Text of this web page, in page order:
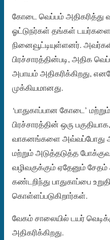
கோடை வெப்பம் அதிகரித்து
ஓட்டுநர்கள் தங்கள் டயர்களை
நினைவூட்டியுள்ளனர்.
பிரச்சாரத்தின்படி, அதிக
அபாயம் அதிகரிக்கிறது,
முக்கியமானது.
‘பாதுகாப்பான கோடை’
பிரச்சாரத்தின் ஒரு
வாகனங்களை அவ்வப்போது
மற்றும் அடுத்தடுத்த
வழிவகுக்கும் ஏதேனும்
கண்டறிந்து பாதுகாப்பை
கொள்ளப்படுகிறார்கள்.
வேகம் சாலையில் டயர்
அதிகரிக்கிறது.